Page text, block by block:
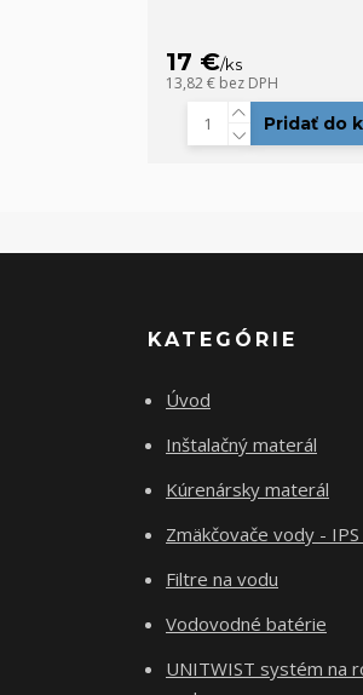
17 €/ks
13,82 € bez DPH
Pridať do
KATEGÓRIE
Úvod
Inštalačný materál
Kúrenársky materál
Zmäkčovače vody -
Filtre na vodu
Vodovodné batérie
UNITWIST systém na